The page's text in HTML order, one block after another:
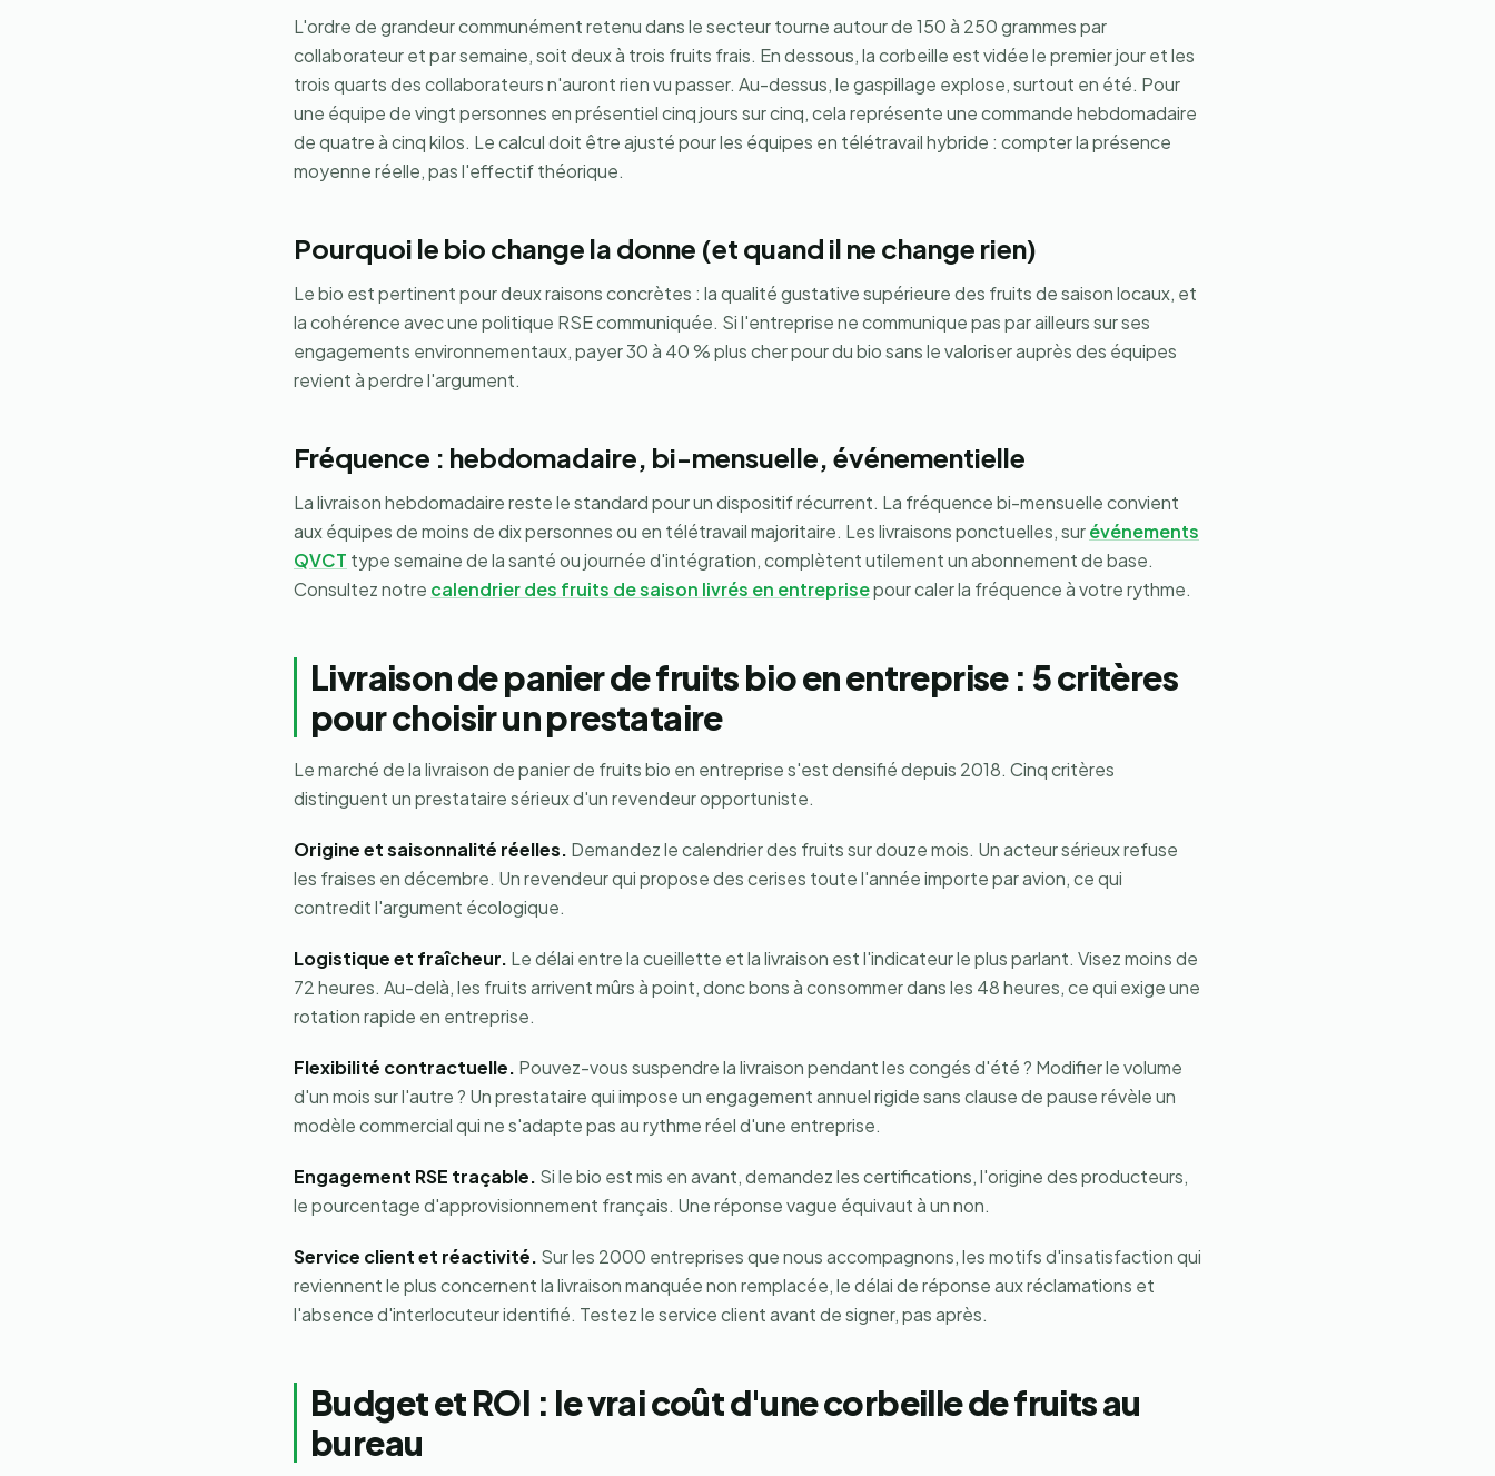
L'ordre de grandeur communément retenu dans le secteur tourne autour de 150 à 250 grammes par
collaborateur et par semaine, soit deux à trois fruits frais. En dessous, la corbeille est vidée le premier jour et les
trois quarts des collaborateurs n'auront rien vu passer. Au-dessus, le gaspillage explose, surtout en été. Pour
une équipe de vingt personnes en présentiel cinq jours sur cinq, cela représente une commande hebdomadaire
de quatre à cinq kilos. Le calcul doit être ajusté pour les équipes en télétravail hybride : compter la présence
moyenne réelle, pas l'effectif théorique.
Pourquoi le bio change la donne (et quand il ne change rien)
Le bio est pertinent pour deux raisons concrètes : la qualité gustative supérieure des fruits de saison locaux, et
la cohérence avec une politique RSE communiquée. Si l'entreprise ne communique pas par ailleurs sur ses
engagements environnementaux, payer 30 à 40 % plus cher pour du bio sans le valoriser auprès des équipes
revient à perdre l'argument.
Fréquence : hebdomadaire, bi-mensuelle, événementielle
La livraison hebdomadaire reste le standard pour un dispositif récurrent. La fréquence bi-mensuelle convient
aux équipes de moins de dix personnes ou en télétravail majoritaire. Les livraisons ponctuelles, surévénements
QVCT type semaine de la santé ou journée d'intégration, complètent utilement un abonnement de base.
Consultez notre calendrier des fruits de saison livrés en entreprisepour caler la fréquence à votre rythme.
Livraison de panier de fruits bio en entreprise : 5 critères
pour choisir un prestataire
Le marché de la livraison de panier de fruits bio en entreprise s'est densifié depuis 2018. Cinq critères
distinguent un prestataire sérieux d'un revendeur opportuniste.
Origine et saisonnalité réelles. Demandez le calendrier des fruits sur douze mois. Un acteur sérieux refuse
les fraises en décembre. Un revendeur qui propose des cerises toute l'année importe par avion, ce qui
contredit l'argument écologique.
Logistique et fraîcheur. Le délai entre la cueillette et la livraison est l'indicateur le plus parlant. Visez moins de
72 heures. Au-delà, les fruits arrivent mûrs à point, donc bons à consommer dans les 48 heures, ce qui exige une
rotation rapide en entreprise.
Flexibilité contractuelle. Pouvez-vous suspendre la livraison pendant les congés d'été ? Modifier le volume
d'un mois sur l'autre ? Un prestataire qui impose un engagement annuel rigide sans clause de pause révèle un
modèle commercial qui ne s'adapte pas au rythme réel d'une entreprise.
Engagement RSE traçable. Si le bio est mis en avant, demandez les certifications, l'origine des producteurs,
le pourcentage d'approvisionnement français. Une réponse vague équivaut à un non.
Service client et réactivité. Sur les 2000 entreprises que nous accompagnons, les motifs d'insatisfaction qui
reviennent le plus concernent la livraison manquée non remplacée, le délai de réponse aux réclamations et
l'absence d'interlocuteur identifié. Testez le service client avant de signer, pas après.
Budget et ROI : le vrai coût d'une corbeille de fruits au
bureau